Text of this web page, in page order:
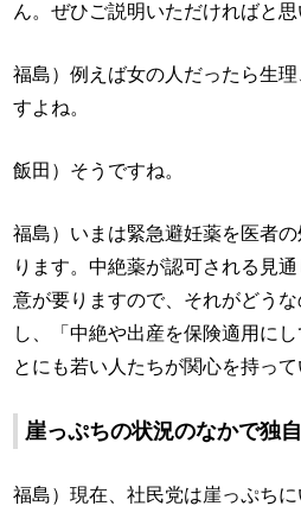
ん。ぜひご説明いただければと思
福島）例えば女の人だったら生
すよね。
飯田）そうですね。
福島）いまは緊急避妊薬を医者
ります。中絶薬が認可される見
意が要りますので、それがどう
し、「中絶や出産を保険適用に
とにも若い人たちが関心を持っ
崖っぷちの状況のなかで独
福島）現在、社民党は崖っぷち